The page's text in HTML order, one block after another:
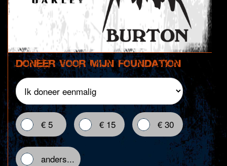
Doneer voor mijn foundation
€ 5 € 15 € 30
anders...